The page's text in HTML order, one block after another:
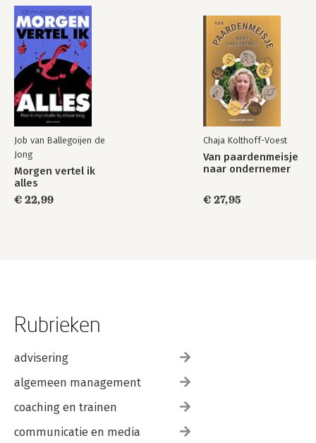
Job van Ballegoijen de
Jong
Morgen vertel ik
alles
€ 22,99
Chaja Kolthoff-Voest
Van paardenmeisje
naar ondernemer
€ 27,95
Rubrieken
advisering
algemeen management
coaching en trainen
communicatie en media